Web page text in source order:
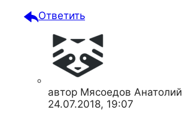
Ответить
автор Мясоедов Анатолий
24.07.2018, 19:07